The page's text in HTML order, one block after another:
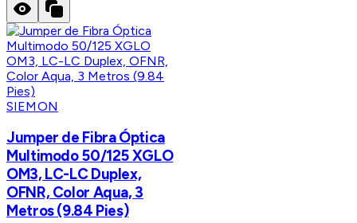
SIEMON
Jumper de Fibra Óptica
Multimodo 50/125 XGLO
OM3, LC-LC Duplex,
OFNR, Color Aqua, 3
Metros (9.84 Pies)